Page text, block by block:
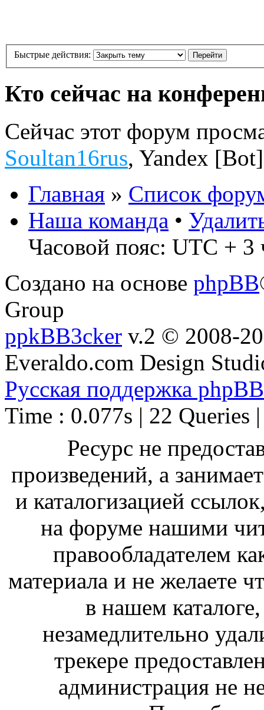
Быстрые действия:
Кто сейчас на
Сейчас этот форум
Soultan16rus, Yandex [Bot]
Главная » Список
Наша команда •
Часовой пояс: UTC + 3
Создано на основе phpBB
Group
ppkBB3cker v.2 © 2008-
Everaldo.com Design
Русская поддержка phpBB
Time : 0.077s | 22 Queries
Ресурс не
произведений, а
и каталогизацией
на форуме нашими
правообладателем
материала и не желаете
в нашем
незамедлительно
трекере
администрация не